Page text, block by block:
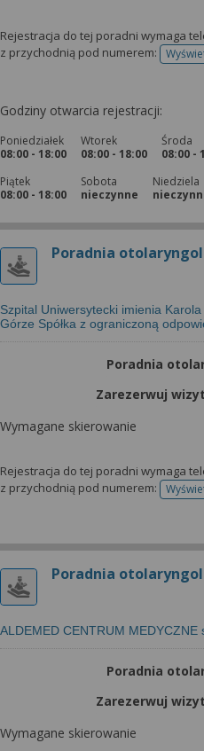
Rejestracja do tej poradni wymaga
z przychodnią pod numerem:
Godziny otwarcia rejestracji:
Poniedziałek
08:00 - 18:00
Wtorek
08:00 - 18:00
Środa
08:00 -
Piątek
08:00 - 18:00
Sobota
nieczynne
Niedziela
Poradnia
Szpital Uniwersytecki imienia Karola Marcinkowskiego w Zielonej
Górze Spółka z ograniczoną
Poradnia
Zarezerwuj
Wymagane skierowanie
Rejestracja do tej poradni wymaga
z przychodnią pod numerem:
Poradnia
ALDEMED CENTRUM MEDYCZNE
Poradnia
Zarezerwuj
Wymagane skierowanie